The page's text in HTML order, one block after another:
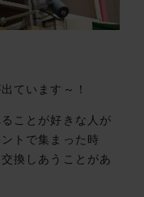
ています～！
ことが好きな人が
トで集まった時
換しあうことがあ